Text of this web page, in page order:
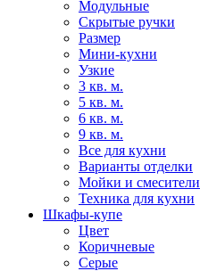
Модульные
Скрытые ручки
Размер
Мини-кухни
Узкие
3 кв. м.
5 кв. м.
6 кв. м.
9 кв. м.
Все для кухни
Варианты отделки
Мойки и смесители
Техника для кухни
Шкафы-купе
Цвет
Коричневые
Серые